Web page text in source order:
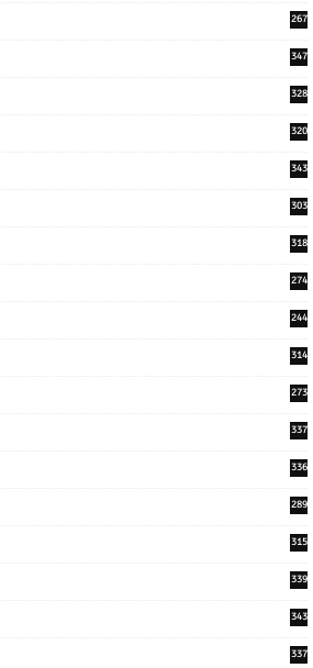
267
347
328
320
343
303
318
274
244
314
273
337
336
289
315
339
343
337